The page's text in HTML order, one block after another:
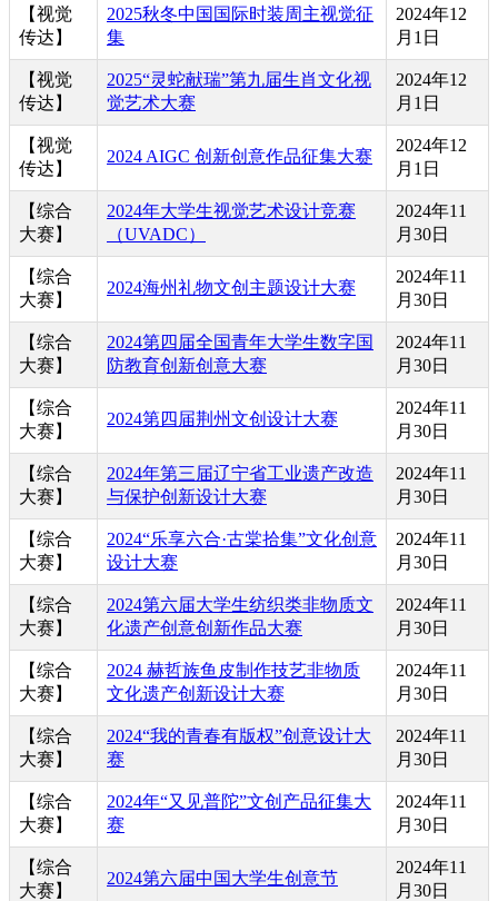
【视觉
传达】
2025秋冬中国国际时装周主视觉征
集
2024年12
月1日
【视觉
传达】
2025“灵蛇献瑞”第九届生肖文化视
觉艺术大赛
2024年12
月1日
【视觉
传达】
2024 AIGC 创新创意作品征集大赛
2024年12
月1日
【综合
大赛】
2024年大学生视觉艺术设计竞赛
（UVADC）
2024年11
月30日
【综合
大赛】
2024海州礼物文创主题设计大赛
2024年11
月30日
【综合
大赛】
2024第四届全国青年大学生数字国
防教育创新创意大赛
2024年11
月30日
【综合
大赛】
2024第四届荆州文创设计大赛
2024年11
月30日
【综合
大赛】
2024年第三届辽宁省工业遗产改造
与保护创新设计大赛
2024年11
月30日
【综合
大赛】
2024“乐享六合·古棠拾集”文化创意
设计大赛
2024年11
月30日
【综合
大赛】
2024第六届大学生纺织类非物质文
化遗产创意创新作品大赛
2024年11
月30日
【综合
大赛】
2024 赫哲族鱼皮制作技艺非物质
文化遗产创新设计大赛
2024年11
月30日
【综合
大赛】
2024“我的青春有版权”创意设计大
赛
2024年11
月30日
【综合
大赛】
2024年“又见普陀”文创产品征集大
赛
2024年11
月30日
【综合
大赛】
2024第六届中国大学生创意节
2024年11
月30日